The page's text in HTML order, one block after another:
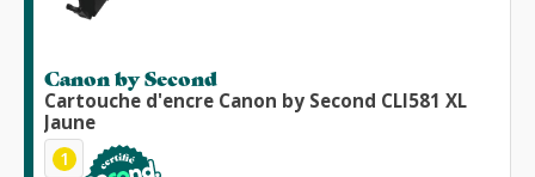
Canon by Second
Cartouche d'encre Canon by Second CLI581 XL
Jaune
1